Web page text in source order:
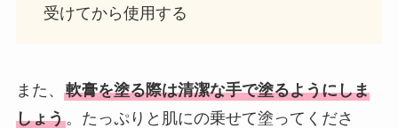
受けてから使用する
また、 軟膏を塗る際は清潔な手で塗るようにしま
しょう。たっぷりと肌にの乗せて塗ってくださ